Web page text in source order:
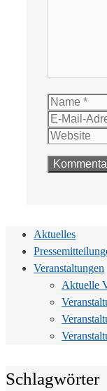
Name
Aktuelles
Veranstaltungen
Aktuelle
Schlagwörter